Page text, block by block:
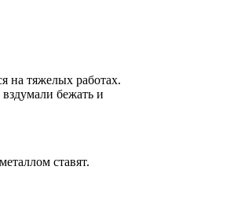
на тяжелых работах.
бежать и
ставят.